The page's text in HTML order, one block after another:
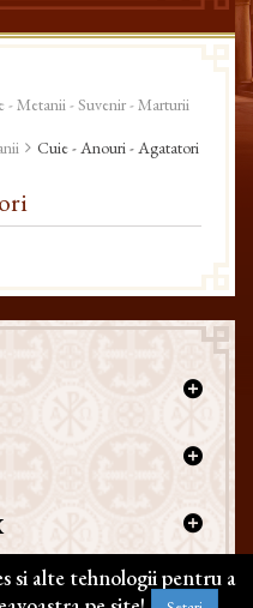
- Metanii - Suvenir - Marturii
Cuie - Anouri - Agatatori
si alte tehnologii pentru a